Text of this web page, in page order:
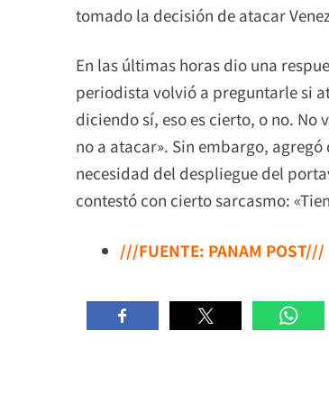
tomado la decisión de atacar
En las últimas horas dio una
periodista volvió a preguntarle si
diciendo sí, eso es cierto, o no.
no a atacar». Sin embargo,
necesidad del despliegue del
contestó con cierto sarcasmo:
///FUENTE: PANAM POST///